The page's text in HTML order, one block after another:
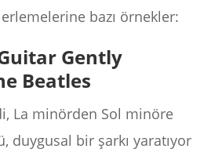
bazı örnekler:
Gently
Beatles
La minörden Sol minöre
duygusal bir şarkı yaratıyor